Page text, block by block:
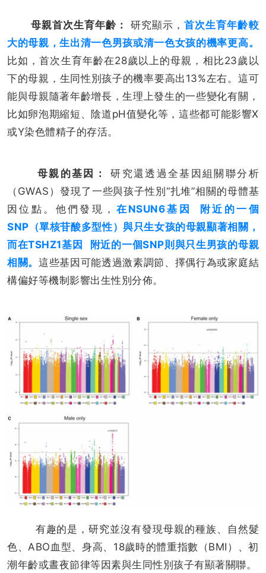
母親首次生育年齡： 研究顯示，首次生育年齡較
大的母親，生出清一色男孩或清一色女孩的機率更高。
比如，首次生育年齡在28歲以上的母親，相比23歲以
下的母親，生同性別孩子的機率要高出13%左右。這可
能與母親隨著年齡增長，生理上發生的一些變化有關，
比如卵泡期縮短、陰道pH值變化等，這些都可能影響X
或Y染色體精子的存活。
母親的基因：
研究還透過全基因組關聯分析
（GWAS）發現了一些與孩子性別“扎堆”相關的母體基
因位點。他們發現， 在 NSUN6基因
附近的一個
SNP（單核苷酸多型性）與只生女孩的母親顯著相關，
而在TSHZ1基因
附近的一個SNP則與只生男孩的母親
相關。這些基因可能透過激素調節、擇偶行為或家庭結
構偏好等機制影響出生性別分佈。
有趣的是，研究並沒有發現母親的種族、自然髮
色、ABO血型、身高、18歲時的體重指數（BMI）、初
潮年齡或晝夜節律等因素與生同性別孩子有顯著關聯。